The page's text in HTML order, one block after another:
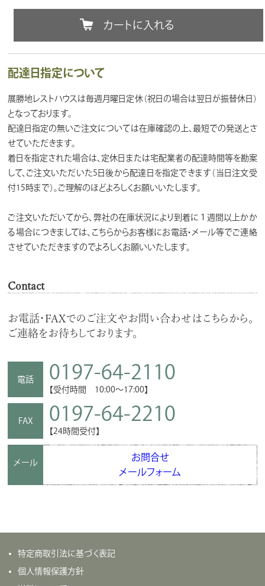
カートに入れる
配達日指定について
展勝地レストハウスは毎週月曜日定休（祝日の場合は翌日が振替休日）
となっております。
配達日指定の無いご注文については在庫確認の上、最短での発送とさ
せていただきます。
着日を指定された場合は、定休日または宅配業者の配達時間等を勘案
して、ご注文いただいた5日後から配達日を指定できます（当日注文受
付15時まで）。ご理解のほどよろしくお願いいたします。
ご注文いただいてから、弊社の在庫状況により到着に１週間以上かか
る場合につきましては、こちらからお客様にお電話・メール等でご連絡
させていただきますのでよろしくお願いいたします。
Contact
お電話・FAXでのご注文やお問い合わせはこちらから。
ご連絡をお待ちしております。
電話 0197-64-2110
【受付時間 10:00～17:00】
FAX 0197-64-2210
【24時間受付】
メール
お問合せ
メールフォーム
特定商取引法に基づく表記
個人情報保護方針